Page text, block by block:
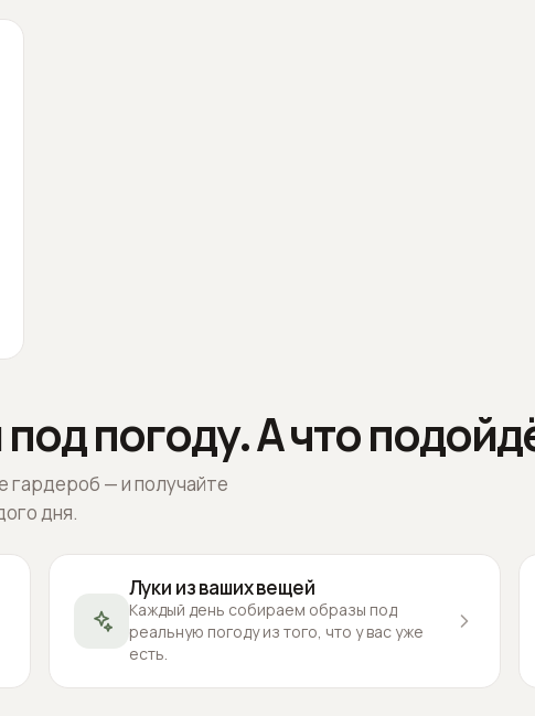
погоду. А что
— и получайте
дня.
Луки из ваших вещей
Каждый день собираем образы под
реальную погоду из того, что у вас уже
есть.